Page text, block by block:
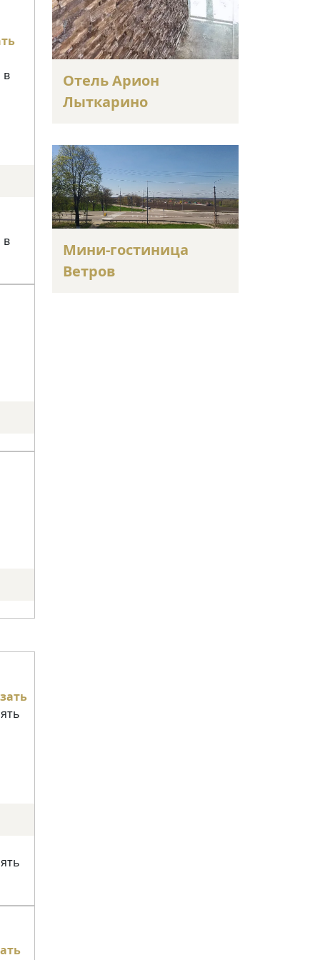
в
в
Отель Арион
Лыткарино
Мини-гостиница
Ветров